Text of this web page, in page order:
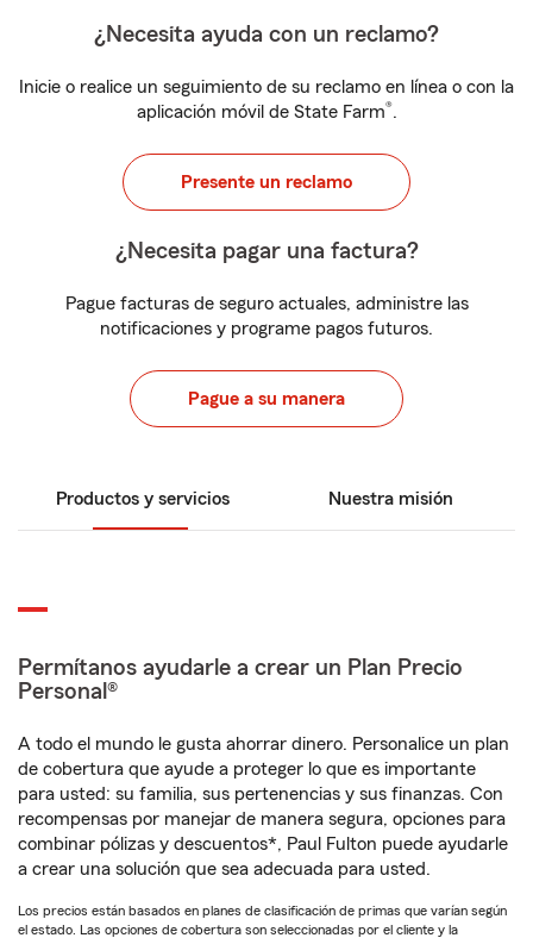
¿Necesita ayuda con un reclamo?
Inicie o realice un seguimiento de su reclamo en línea o con la
aplicación móvil de State Farm®.
Presente un reclamo
¿Necesita pagar una factura?
Pague facturas de seguro actuales, administre las
notificaciones y programe pagos futuros.
Pague a su manera
Productos y servicios Nuestra misión
Permítanos ayudarle a crear un Plan Precio
Personal®
A todo el mundo le gusta ahorrar dinero. Personalice un plan
de cobertura que ayude a proteger lo que es importante
para usted: su familia, sus pertenencias y sus finanzas. Con
recompensas por manejar de manera segura, opciones para
combinar pólizas y descuentos*, Paul Fulton puede ayudarle
a crear una solución que sea adecuada para usted.
Los precios están basados en planes de clasificación de primas que varían según
el estado. Las opciones de cobertura son seleccionadas por el cliente y la